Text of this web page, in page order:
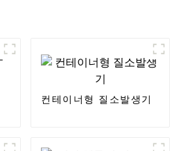
컨테이너형 질소발생기